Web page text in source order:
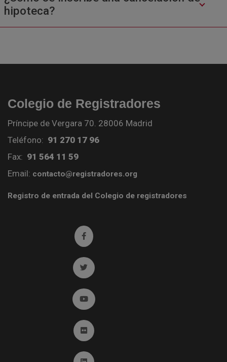
hipoteca?
Colegio de Registradores
Príncipe de Vergara 70. 28006 Madrid
Teléfono: 91 270 17 96
Fax: 91 564 11 59
Email: contacto@registradores.org
Registro de entrada del Colegio de registradores
Ir a facebook (abre en ventana nueva)
Ir a twitter (abre en ventana nueva)
Ir a YouTube (abre en ventana nueva)
Ir a Flickr (abre en ventana nueva)